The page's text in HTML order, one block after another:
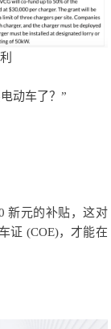
动车了？”
新元的补贴，这对
证 (COE)，才能在